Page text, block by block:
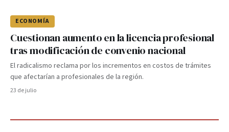
ECONOMÍA
Cuestionan aumento en la licencia profesional
tras modificación de convenio nacional
El radicalismo reclama por los incrementos en costos de trámites
que afectarían a profesionales de la región.
23 de julio